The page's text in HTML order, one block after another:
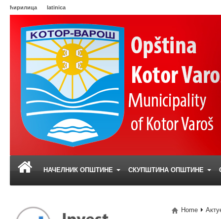
ћирилица latinica
НАЧЕЛНИК ОПШТИНЕ СКУПШТИНА ОПШТИНЕ
Home